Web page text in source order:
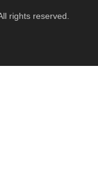
rights reserved.